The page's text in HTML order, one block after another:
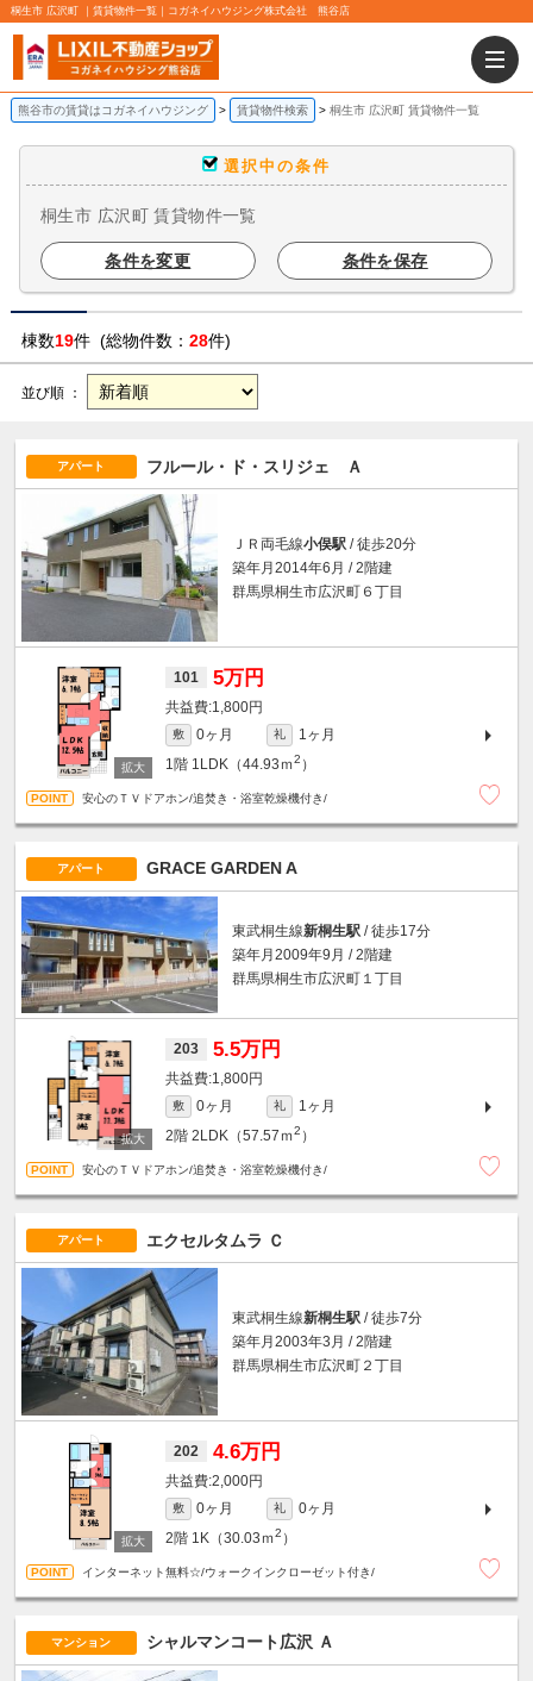
桐生市 広沢町 ｜賃貸物件一覧｜コガネイハウジング株式会社 熊谷店
熊谷市の賃貸はコガネイハウジング 賃貸物件検索 桐生市 広沢町 賃貸物件一覧
選択中の条件
桐生市 広沢町 賃貸物件一覧
条件を変更 条件を保存
棟数19件 (総物件数： 28件)
並び順 ：
アパート フルール・ド・スリジェ Ａ
ＪＲ両毛線小俣駅 / 徒歩20分
築年月2014年6月 / 2階建
群馬県桐生市広沢町６丁目
101 5万円
1,800円
敷 0ヶ月 礼
1ヶ月
1階 1LDK（44.93ｍ2 ）
安心のＴＶドアホン/追焚き・浴室乾燥機付き/
アパート GRACE GARDEN A
東武桐生線新桐生駅 / 徒歩17分
築年月2009年9月 / 2階建
群馬県桐生市広沢町１丁目
203 5.5万円
1,800円
敷 0ヶ月 礼
1ヶ月
2階 2LDK（57.57ｍ2 ）
安心のＴＶドアホン/追焚き・浴室乾燥機付き/
アパート エクセルタムラ Ｃ
東武桐生線新桐生駅 / 徒歩7分
築年月2003年3月 / 2階建
群馬県桐生市広沢町２丁目
202 4.6万円
2,000円
敷 0ヶ月 礼
0ヶ月
2階 1K（30.03ｍ2 ）
インターネット無料☆/ウォークインクローゼット付き/
マンション シャルマンコート広沢 Ａ